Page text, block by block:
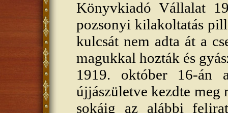
Könyvkiadó Vállalat
pozsonyi kilakoltatás
kulcsát nem adta át a
magukkal hozták és
1919. október 16-án
újjászületve kezdte meg
sokáig az alábbi